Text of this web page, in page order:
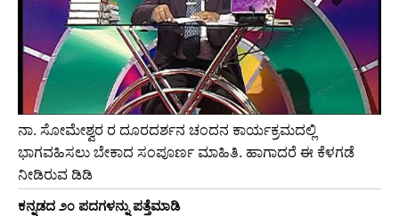
ನಾ. ಸೋಮೇಶ್ವರ ರ ದೂರದರ್ಶನ ಚಂದನ ಕಾರ್ಯಕ್ರಮದಲ್ಲಿ
ಭಾಗವಹಿಸಲು ಬೇಕಾದ ಸಂಪೂರ್ಣ ಮಾಹಿತಿ. ಹಾಗಾದರೆ ಈ ಕೆಳಗಡೆ
ನೀಡಿರುವ ಡಿಡಿ
ಕನ್ನಡದ ೨೦ ಪದಗಳನ್ನು ಪತ್ತೆಮಾಡಿ